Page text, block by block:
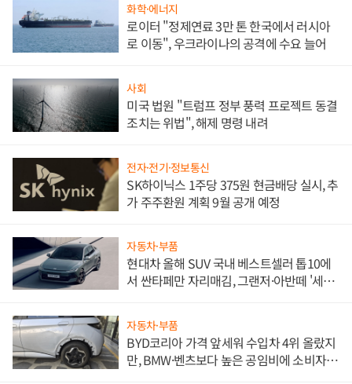
화학·에너지
로이터 "정제연료 3만 톤 한국에서 러시아
로 이동", 우크라이나의 공격에 수요 늘어
사회
미국 법원 "트럼프 정부 풍력 프로젝트 동결
조치는 위법", 해제 명령 내려
전자·전기·정보통신
SK하이닉스 1주당 375원 현금배당 실시, 추
가 주주환원 계획 9월 공개 예정
자동차·부품
현대차 올해 SUV 국내 베스트셀러 톱10에
서 싼타페만 자리매김, 그랜저·아반떼 '세단
자동차·부품
BYD코리아 가격 앞세워 수입차 4위 올랐지
만, BMW·벤츠보다 높은 공임비에 소비자